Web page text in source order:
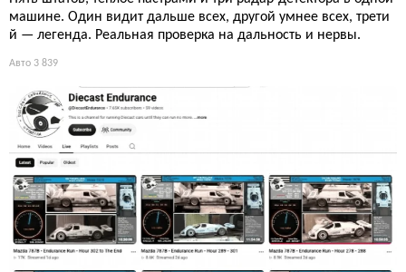
машине. Один видит дальше всех, другой умнее всех, трети
й — легенда. Реальная проверка на дальность и нервы.
Авто 3 839